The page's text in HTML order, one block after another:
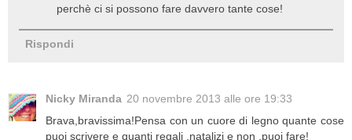
perchè ci si possono fare davvero tante cose!
Rispondi
Nicky Miranda 20 novembre 2013 alle ore 19:33
Brava,bravissima!Pensa con un cuore di legno quante cose
puoi scrivere e quanti regali ,natalizi e non ,puoi fare!